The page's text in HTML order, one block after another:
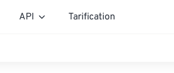
API Tarification